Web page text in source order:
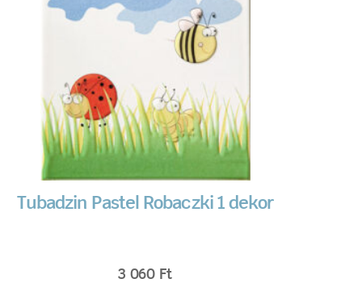
Tubadzin Pastel Robaczki 1 dekor
3 060 Ft